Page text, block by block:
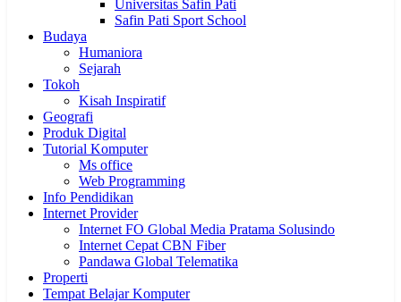
Universitas Safin Pati
Safin Pati Sport School
Budaya
Humaniora
Sejarah
Tokoh
Kisah Inspiratif
Geografi
Produk Digital
Tutorial Komputer
Ms office
Web Programming
Info Pendidikan
Internet Provider
Internet FO Global Media Pratama Solusindo
Internet Cepat CBN Fiber
Pandawa Global Telematika
Properti
Tempat Belajar Komputer